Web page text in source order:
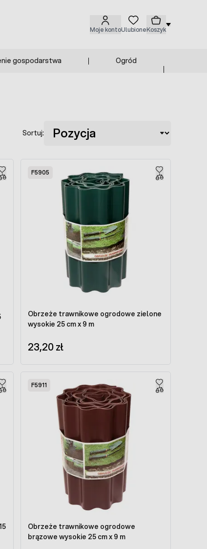
Moje kontoUlubioneKoszyk
gospodarstwa Ogród
Sortuj:
F5905
Obrzeże trawnikowe ogrodowe zielone
wysokie 25 cm x 9 m
23,20 zł
F5911
Obrzeże trawnikowe ogrodowe
brązowe wysokie 25 cm x 9 m